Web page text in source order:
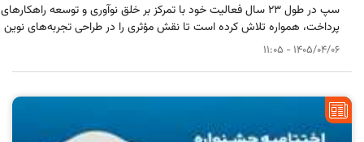
1405/04/06 - 11:05
سپ در طول ۲۳ سال فعالیت خود با تمرکز بر خلق نوآوری و توسعه راهکارهای
پرداخت، همواره تلاش کرده است تا نقش مؤثری را در طراحی تجربه‌های نوین
برای کاربران ایفا کند.